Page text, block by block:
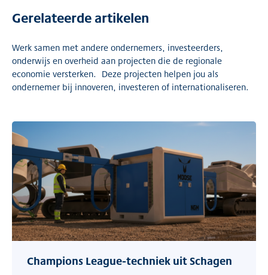
Gerelateerde artikelen
Werk samen met andere ondernemers, investeerders,
onderwijs en overheid aan projecten die de regionale
economie versterken. Deze projecten helpen jou als
ondernemer bij innoveren, investeren of internationaliseren.
Champions League-techniek uit Schagen